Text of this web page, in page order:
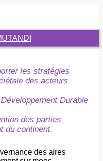
les stratégies
des acteurs
Durable
des parties
du continent.